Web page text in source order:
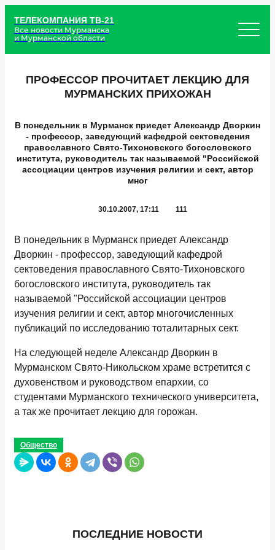
ТЕЛЕКОМПАНИЯ ТВ-21
Все новости Мурманска
и Мурманской области
ПРОФЕССОР ПРОЧИТАЕТ ЛЕКЦИЮ ДЛЯ
МУРМАНСКИХ ПРИХОЖАН
В понедельник в Мурманск приедет Александр Дворкин
- профессор, заведующий кафедрой сектоведения
православного Свято-Тихоновского богословского
института, руководитель так называемой "Российской
ассоциации центров изучения религии и сект, автор
мног
30.10.2007, 17:11 111
В понедельник в Мурманск приедет Александр
Дворкин - профессор, заведующий кафедрой
сектоведения православного Свято-Тихоновского
богословского института, руководитель так
называемой "Российской ассоциации центров
изучения религии и сект, автор многочисленных
публикаций по исследованию тоталитарных сект.
На следующей неделе Александр Дворкин в
Мурманском Свято-Никольском храме встретится с
духовенством и руководством епархии, со
студентами Мурманского технического университета,
а так же прочитает лекцию для горожан.
Общество
ПОСЛЕДНИЕ НОВОСТИ